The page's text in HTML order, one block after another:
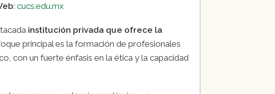
: cucs.edu.mx
institución privada que ofrece la
principal es la formación de profesionales
con un fuerte énfasis en la ética y la capacidad